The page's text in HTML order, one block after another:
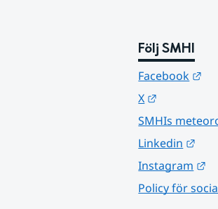
Följ SMHI
Facebook
X
SMHIs
Linkedin
Instagram
Policy för